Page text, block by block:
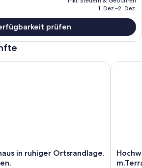
Preis
1. Dez.–2. Dez.
prüfen
in ruhiger Ortsrandlage.
in ruhiger Ortsrandlage. Haustiere